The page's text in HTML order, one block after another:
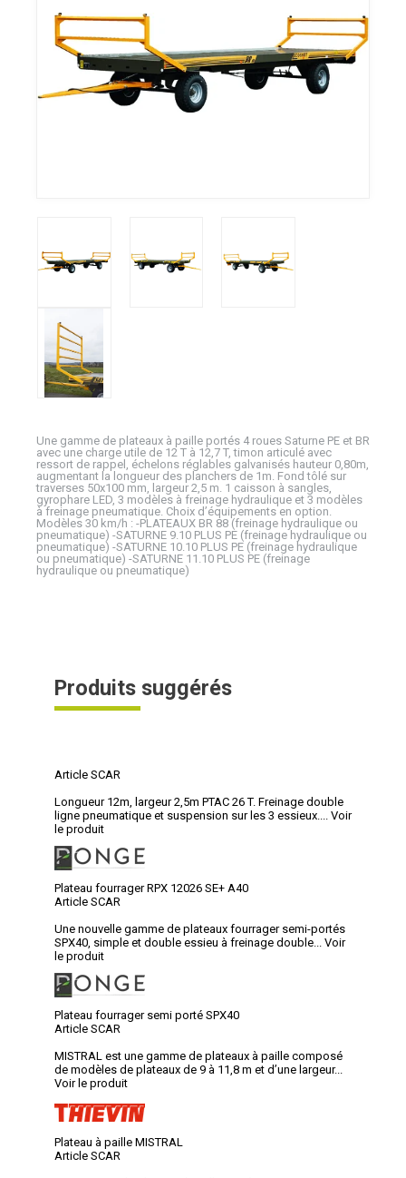
Une gamme de plateaux à paille portés 4 roues Saturne PE et BR
avec une charge utile de 12 T à 12,7 T, timon articulé avec
ressort de rappel, échelons réglables galvanisés hauteur 0,80m,
augmentant la longueur des planchers de 1m. Fond tôlé sur
traverses 50x100 mm, largeur 2,5 m. 1 caisson à sangles,
gyrophare LED, 3 modèles à freinage hydraulique et 3 modèles
à freinage pneumatique. Choix d’équipements en option.
Modèles 30 km/h : -PLATEAUX BR 88 (freinage hydraulique ou
pneumatique) -SATURNE 9.10 PLUS PE (freinage hydraulique ou
pneumatique) -SATURNE 10.10 PLUS PE (freinage hydraulique
ou pneumatique) -SATURNE 11.10 PLUS PE (freinage
hydraulique ou pneumatique)
Produits suggérés
Article SCAR
Longueur 12m, largeur 2,5m PTAC 26 T. Freinage double
ligne pneumatique et suspension sur les 3 essieux....
Voir
le produit
Plateau fourrager RPX 12026 SE+ A40
Article SCAR
Une nouvelle gamme de plateaux fourrager semi-portés
SPX40, simple et double essieu à freinage double...
Voir
le produit
Plateau fourrager semi porté SPX40
Article SCAR
MISTRAL est une gamme de plateaux à paille composé
de modèles de plateaux de 9 à 11,8 m et d’une largeur...
Voir le produit
Plateau à paille MISTRAL
Article SCAR